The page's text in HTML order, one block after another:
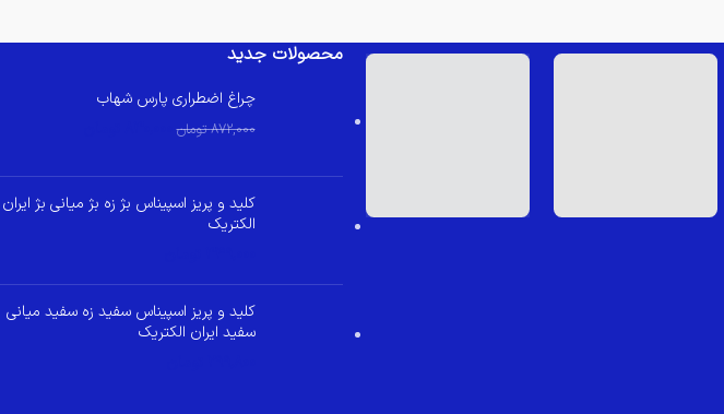
محصولات جدید
چراغ اضطراری پارس شهاب
872,000 تومان
کلید و پریز اسپیناس بژ زه بژ میانی بژ ایران
الکتریک
کلید و پریز اسپیناس سفید زه سفید میانی
سفید ایران الکتریک